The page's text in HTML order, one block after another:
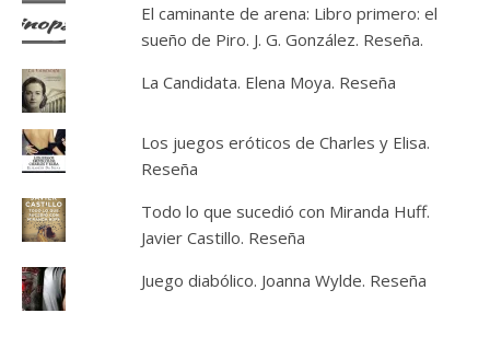
El caminante de arena: Libro primero: el
sueño de Piro. J. G. González. Reseña.
La Candidata. Elena Moya. Reseña
Los juegos eróticos de Charles y Elisa.
Reseña
Todo lo que sucedió con Miranda Huff.
Javier Castillo. Reseña
Juego diabólico. Joanna Wylde. Reseña